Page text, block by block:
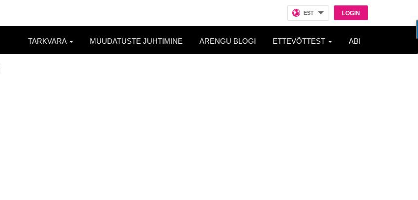
LOGIN
EST
TARKVARA MUUDATUSTE JUHTIMINE ARENGU BLOGI ETTEVÕTTEST ABI